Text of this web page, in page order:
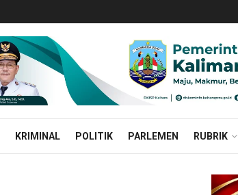
KRIMINAL POLITIK PARLEMEN RUBRIK